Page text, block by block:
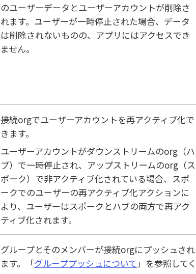
のユーザーデータとユーザーアカウントが削除さ
れます。ユーザーが一時停止された場合、データ
は削除されないものの、アプリにはアクセスでき
ません。
接続orgでユーザーアカウントを再アクティブ化で
きます。
ユーザーアカウントがダウンストリームのorg（ハ
ブ）で一時停止され、アップストリームのorg（ス
ポーク）で非アクティブ化されている場合、スポ
ークでのユーザーの再アクティブ化アクションに
より、ユーザーはスポークとハブの両方で再アク
ティブ化されます。
グループとそのメンバーが接続orgにプッシュされ
ます。「グループプッシュについて」を参照してく